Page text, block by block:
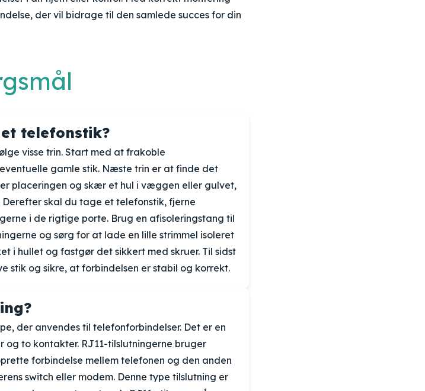
der vil bidrage til den samlede succes for din
telefonstik?
visse trin. Start med at frakoble
gamle stik. Næste trin er at finde det
placeringen og skær et hul i væggen eller gulvet,
skal du tage et telefonstik, fjerne
i de rigtige porte. Brug en afisoleringstang til
og sørg for at lade en lille strimmel isoleret
i hullet og fastgør det sikkert med skruer. Til sidst
stik og sikre, at forbindelsen er stabil og korrekt.
der anvendes til telefonforbindelser. Det er en
to kontakter. RJ11-tilslutningerne bruger
forbindelse mellem telefonen og den anden
switch eller modem. Denne type tilslutning er